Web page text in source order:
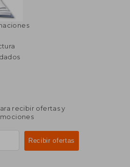
recibir ofertas y